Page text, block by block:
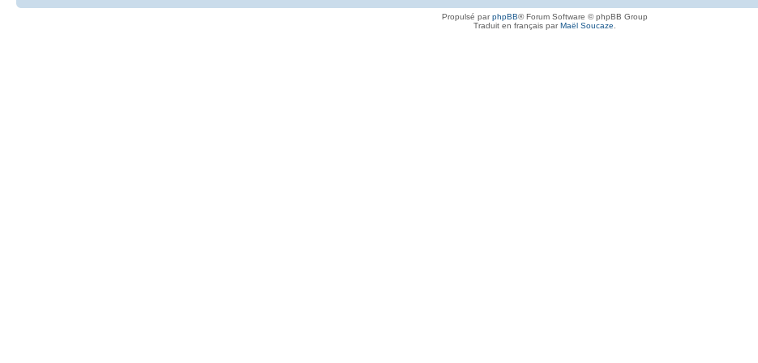
Propulsé parphpBB® Forum Software © phpBB Group
Traduit en français parMaël Soucaze